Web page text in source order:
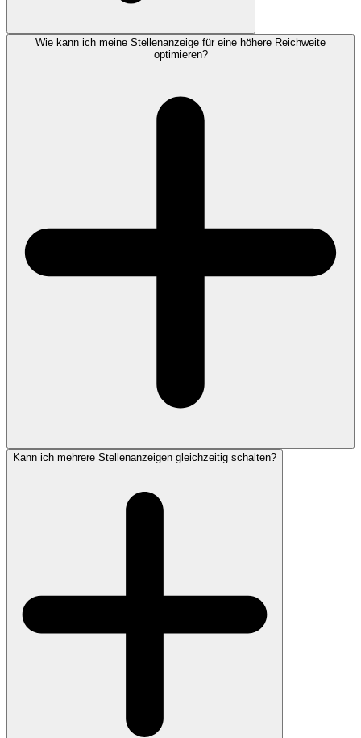
Wie kann ich meine Stellenanzeige für eine höhere Reichweite
optimieren?
Kann ich mehrere Stellenanzeigen gleichzeitig schalten?